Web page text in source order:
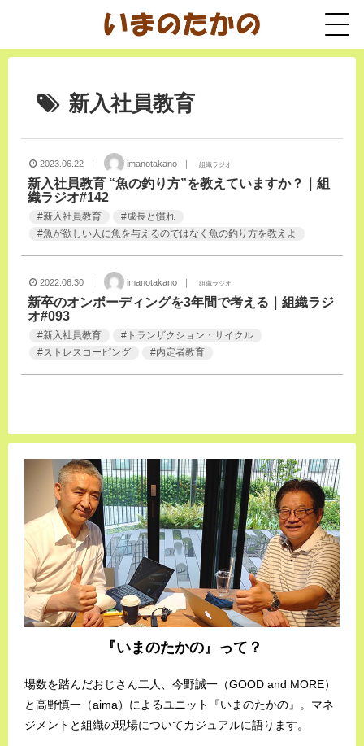
新入社員教育
2023.06.22 ｜ imanotakano ｜ 組織ラジオ
新入社員教育 “魚の釣り方”を教えていますか？｜組
織ラジオ#142
#新入社員教育 #成長と慣れ
#魚が欲しい人に魚を与えるのではなく魚の釣り方を教えよ
2022.06.30 ｜ imanotakano ｜ 組織ラジオ
新卒のオンボーディングを3年間で考える｜組織ラジ
オ#093
#新入社員教育 #トランザクション・サイクル
#ストレスコーピング #内定者教育
『いまのたかの』って？
場数を踏んだおじさん二人、今野誠一（GOOD and MORE）
と高野慎一（aima）によるユニット『いまのたかの』。マネ
ジメントと組織の現場についてカジュアルに語ります。